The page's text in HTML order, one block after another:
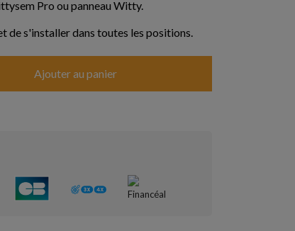
Pro ou panneau Witty.
de s'installer dans toutes les positions.
Ajouter au panier